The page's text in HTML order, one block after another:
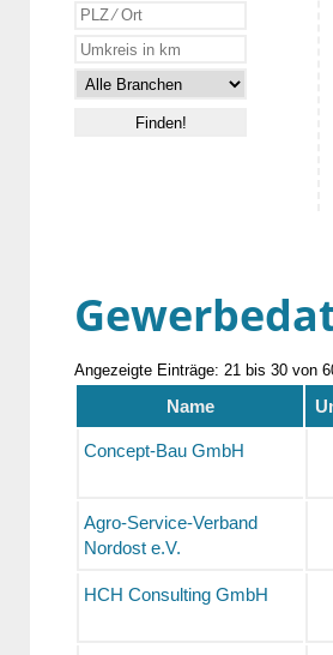
Angezeigte Einträge: 21 bis 30 von
Name
Concept-Bau GmbH
Agro-Service-Verband
Nordost e.V.
HCH Consulting GmbH